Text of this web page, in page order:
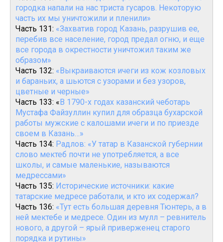
городка напали на нас триста гусаров. Некоторую
часть их мы уничтожили и пленили»
Часть 131: «Захватив город Казань, разрушив ее,
перебив все население, город предал огню, и еще
все города в окрестности уничтожил таким же
образом»
Часть 132: «Выкраиваются ичеги из кож козловых
и бараньих, а шьются с узорами и без узоров,
цветные и черные»
Часть 133: «В 1790-х годах казанский чеботарь
Мустафа Файзуллин купил для образца бухарской
работы мужские с калошами ичеги и по приезде
своем в Казань…»
Часть 134: Радлов: «У татар в Казанской губернии
слово мектеб почти не употребляется, а все
школы, и самые маленькие, называются
медрессами»
Часть 135: Исторические источники: какие
татарские медресе работали, и кто их содержал?
Часть 136: «Тут есть большая деревня Тюнтерь, а в
ней мектебе и медресе. Один из мулл – ревнитель
нового, а другой – ярый приверженец старого
порядка и рутины»